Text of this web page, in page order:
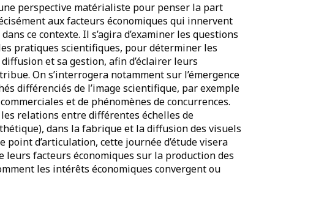
perspective matérialiste pour penser la part
aux facteurs économiques qui innervent
ce contexte. Il s’agira d’examiner les questions
pratiques scientifiques, pour déterminer les
et sa gestion, afin d’éclairer leurs
On s’interrogera notamment sur l’émergence
différenciés de l’image scientifique, par exemple
et de phénomènes de concurrences.
relations entre différentes échelles de
dans la fabrique et la diffusion des visuels
point d’articulation, cette journée d’étude visera
facteurs économiques sur la production des
les intérêts économiques convergent ou